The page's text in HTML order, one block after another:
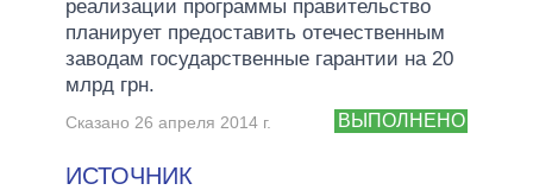
реализации программы правительство
планирует предоставить отечественным
заводам государственные гарантии на 20
млрд грн.
ВЫПОЛНЕНО
Сказано 26 апреля 2014 г.
ИСТОЧНИК